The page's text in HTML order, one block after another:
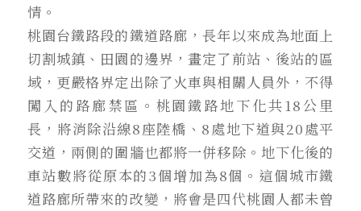
情。
桃園台鐵路段的鐵道路廊，長年以來成為地面上
切割城鎮、田園的邊界，畫定了前站、後站的區
域，更嚴格界定出除了火車與相關人員外，不得
闖入的路廊禁區。桃園鐵路地下化共18公里
長，將消除沿線8座陸橋、8處地下道與20處平
交道，兩側的圍牆也都將一併移除。地下化後的
車站數將從原本的3個增加為8個。這個城市鐵
道路廊所帶來的改變，將會是四代桃園人都未曾